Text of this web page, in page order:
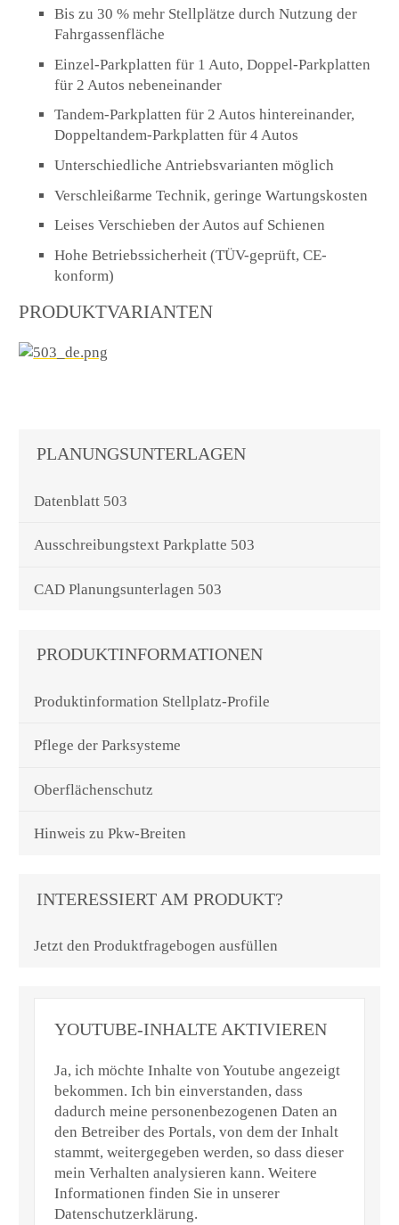
Bis zu 30 % mehr Stellplätze durch Nutzung der
Fahrgassenfläche
Einzel-Parkplatten für 1 Auto, Doppel-Parkplatten
für 2 Autos nebeneinander
Tandem-Parkplatten für 2 Autos hintereinander,
Doppeltandem-Parkplatten für 4 Autos
Unterschiedliche Antriebsvarianten möglich
Verschleißarme Technik, geringe Wartungskosten
Leises Verschieben der Autos auf Schienen
Hohe Betriebssicherheit (TÜV-geprüft, CE-
konform)
PRODUKTVARIANTEN
PLANUNGSUNTERLAGEN
Datenblatt 503
Ausschreibungstext Parkplatte 503
CAD Planungsunterlagen 503
PRODUKTINFORMATIONEN
Produktinformation Stellplatz-Profile
Pflege der Parksysteme
Oberflächenschutz
Hinweis zu Pkw-Breiten
INTERESSIERT AM PRODUKT?
Jetzt den Produktfragebogen ausfüllen
YOUTUBE-INHALTE AKTIVIEREN
Ja, ich möchte Inhalte von Youtube angezeigt
bekommen. Ich bin einverstanden, dass
dadurch meine personenbezogenen Daten an
den Betreiber des Portals, von dem der Inhalt
stammt, weitergegeben werden, so dass dieser
mein Verhalten analysieren kann. Weitere
Informationen finden Sie in unserer
Datenschutzerklärung.